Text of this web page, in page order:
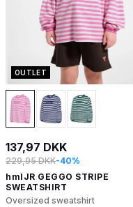
OUTLET
137,97 DKK
229,95 DKK-40%
hmlJR GEGGO STRIPE
SWEATSHIRT
Oversized sweatshirt